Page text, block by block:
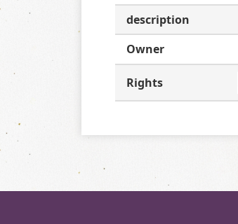
description
Owner
Rights